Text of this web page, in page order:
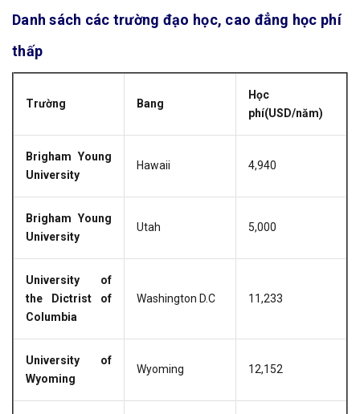
Danh sách các trường đạo học, cao đẳng học phí
thấp
Trường Bang
Học
phí(USD/năm)
Brigham Young
University
Hawaii 4,940
Brigham Young
University
Utah 5,000
University of
the Dictrist of
Columbia
Washington D.C 11,233
University of
Wyoming
Wyoming 12,152